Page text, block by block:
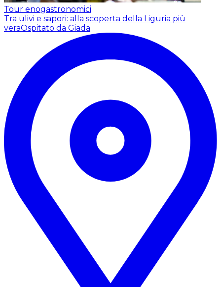
Tour enogastronomici
Tra ulivi e sapori: alla scoperta della Liguria più
veraOspitato da Giada